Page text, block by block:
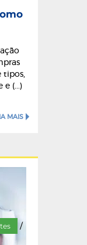
tipos,
e (...)
MAIS
/